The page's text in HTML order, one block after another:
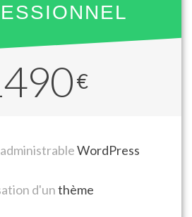
€
WordPress
d'unthème